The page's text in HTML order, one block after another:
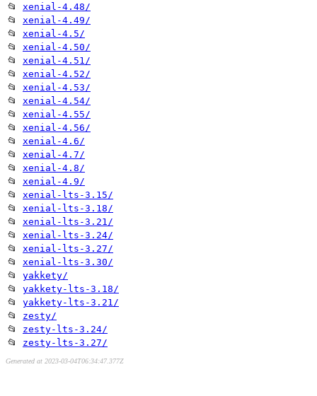
📂 xenial-4.48/
📂 xenial-4.49/
📂 xenial-4.5/
📂 xenial-4.50/
📂 xenial-4.51/
📂 xenial-4.52/
📂 xenial-4.53/
📂 xenial-4.54/
📂 xenial-4.55/
📂 xenial-4.56/
📂 xenial-4.6/
📂 xenial-4.7/
📂 xenial-4.8/
📂 xenial-4.9/
📂 xenial-lts-3.15/
📂 xenial-lts-3.18/
📂 xenial-lts-3.21/
📂 xenial-lts-3.24/
📂 xenial-lts-3.27/
📂 xenial-lts-3.30/
📂 yakkety/
📂 yakkety-lts-3.18/
📂 yakkety-lts-3.21/
📂 zesty/
📂 zesty-lts-3.24/
📂 zesty-lts-3.27/
Generated at 2023-03-04T06:34:47.377Z